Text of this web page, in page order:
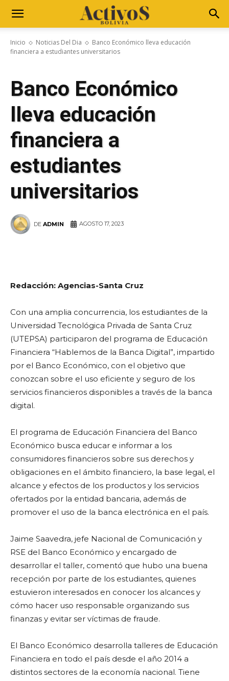
Inicio Noticias Del Dia
Banco Económico lleva educación
financiera a estudiantes universitarios
Banco Económico
lleva educación
financiera a
estudiantes
universitarios
DE ADMIN AGOSTO 17, 2023
Redacción: Agencias-Santa Cruz
Con una amplia concurrencia, los estudiantes de la
Universidad Tecnológica Privada de Santa Cruz
(UTEPSA) participaron del programa de Educación
Financiera “Hablemos de la Banca Digital”, impartido
por el Banco Económico, con el objetivo que
conozcan sobre el uso eficiente y seguro de los
servicios financieros disponibles a través de la banca
digital.
El programa de Educación Financiera del Banco
Económico busca educar e informar a los
consumidores financieros sobre sus derechos y
obligaciones en el ámbito financiero, la base legal, el
alcance y efectos de los productos y los servicios
ofertados por la entidad bancaria, además de
promover el uso de la banca electrónica en el país.
Jaime Saavedra, jefe Nacional de Comunicación y
RSE del Banco Económico y encargado de
desarrollar el taller, comentó que hubo una buena
recepción por parte de los estudiantes, quienes
estuvieron interesados en conocer los alcances y
cómo hacer uso responsable organizando sus
finanzas y evitar ser víctimas de fraude.
El Banco Económico desarrolla talleres de Educación
Financiera en todo el país desde el año 2014 a
distintos sectores de la economía nacional. Tiene